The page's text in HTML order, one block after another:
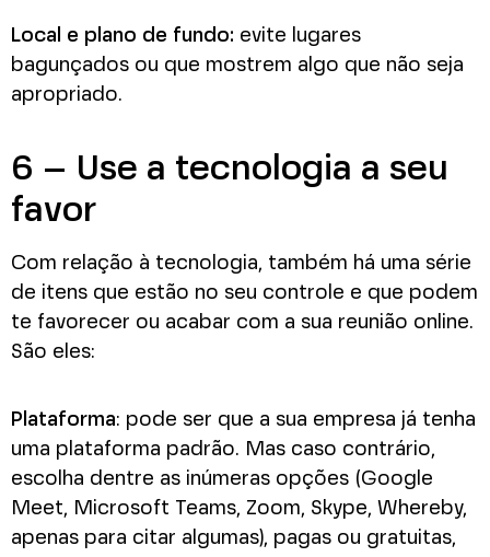
Local e plano de fundo: evite lugares
bagunçados ou que mostrem algo que não seja
apropriado.
6 – Use a tecnologia a seu
favor
Com relação à tecnologia, também há uma série
de itens que estão no seu controle e que podem
te favorecer ou acabar com a sua reunião online.
São eles:
Plataforma: pode ser que a sua empresa já tenha
uma plataforma padrão. Mas caso contrário,
escolha dentre as inúmeras opções (Google
Meet, Microsoft Teams, Zoom, Skype, Whereby,
apenas para citar algumas), pagas ou gratuitas,